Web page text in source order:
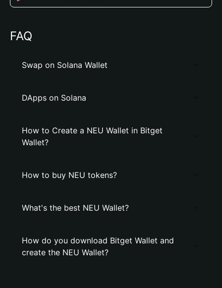
FAQ
Swap on Solana Wallet
DApps on Solana
How to Create a NEU Wallet in Bitget
Wallet?
How to buy NEU tokens?
What's the best NEU Wallet?
How do you download Bitget Wallet and
create the NEU Wallet?